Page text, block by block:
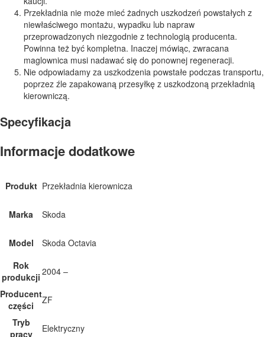
Przekładnia nie może mieć żadnych uszkodzeń powstałych z
niewłaściwego montażu, wypadku lub napraw
przeprowadzonych niezgodnie z technologią producenta.
Powinna też być kompletna. Inaczej mówiąc, zwracana
maglownica musi nadawać się do ponownej regeneracji.
Nie odpowiadamy za uszkodzenia powstałe podczas transportu,
poprzez źle zapakowaną przesyłkę z uszkodzoną przekładnią
kierowniczą.
Specyfikacja
Informacje dodatkowe
Produkt Przekładnia kierownicza
Marka Skoda
Model
Skoda Octavia
Rok
produkcji 2004 –
Producent
części
ZF
Tryb
pracy
Elektryczny